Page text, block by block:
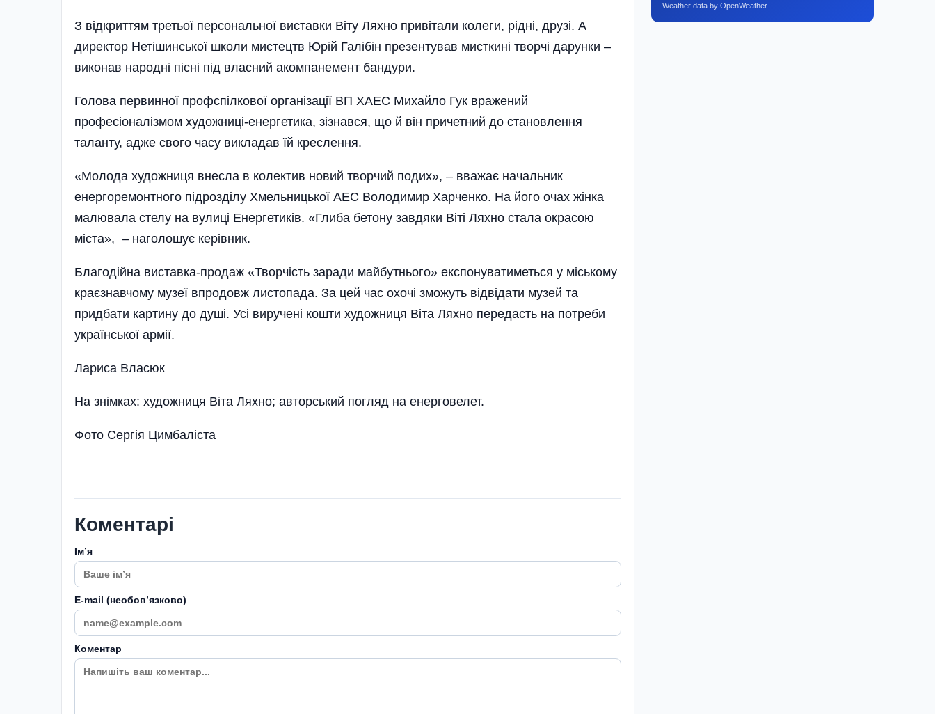
З відкриттям третьої персональної виставки Віту Ляхно привітали колеги, рідні, друзі. А
директор Нетішинської школи мистецтв Юрій Галібін презентував мисткині творчі дарунки –
виконав народні пісні під власний акомпанемент бандури.
Голова первинної профспілкової організації ВП ХАЕС Михайло Гук вражений
професіоналізмом художниці-енергетика, зізнався, що й він причетний до становлення
таланту, адже свого часу викладав їй креслення.
«Молода художниця внесла в колектив новий творчий подих», – вважає начальник
енергоремонтного підрозділу Хмельницької АЕС Володимир Харченко. На його очах жінка
малювала стелу на вулиці Енергетиків. «Глиба бетону завдяки Віті Ляхно стала окрасою
міста», – наголошує керівник.
Благодійна виставка-продаж «Творчість заради майбутнього» експонуватиметься у міському
краєзнавчому музеї впродовж листопада. За цей час охочі зможуть відвідати музей та
придбати картину до душі. Усі виручені кошти художниця Віта Ляхно передасть на потреби
української армії.
Лариса Власюк
На знімках: художниця Віта Ляхно; авторський погляд на енерговелет.
Фото Сергія Цимбаліста
Коментарі
Імʼя
E-mail (необовʼязково)
Коментар
Weather data by OpenWeather